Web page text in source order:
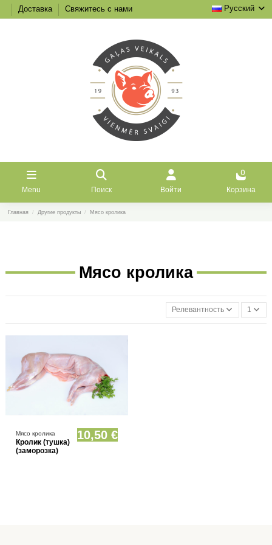
Доставка Свяжитесь с нами Русский
Menu Поиск Войти
0
Корзина
Главная Другие продукты Мясо кролика
Мясо кролика
Релевантность 1
Мясо кролика
Кролик (тушка)
(заморозка)
10,50 €